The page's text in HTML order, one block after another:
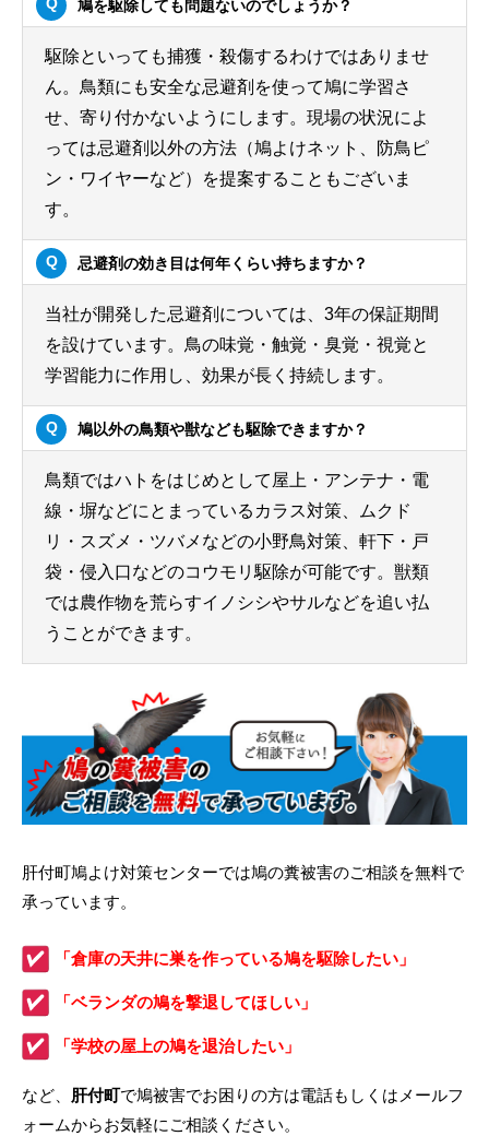
鳩を駆除しても問題ないのでしょうか？
駆除といっても捕獲・殺傷するわけではありませ
ん。鳥類にも安全な忌避剤を使って鳩に学習さ
せ、寄り付かないようにします。現場の状況によ
っては忌避剤以外の方法（鳩よけネット、防鳥ピ
ン・ワイヤーなど）を提案することもございま
す。
忌避剤の効き目は何年くらい持ちますか？
当社が開発した忌避剤については、3年の保証期間
を設けています。鳥の味覚・触覚・臭覚・視覚と
学習能力に作用し、効果が長く持続します。
鳩以外の鳥類や獣なども駆除できますか？
鳥類ではハトをはじめとして屋上・アンテナ・電
線・塀などにとまっているカラス対策、ムクド
リ・スズメ・ツバメなどの小野鳥対策、軒下・戸
袋・侵入口などのコウモリ駆除が可能です。獣類
では農作物を荒らすイノシシやサルなどを追い払
うことができます。
肝付町鳩よけ対策センターでは鳩の糞被害のご相談を無料で
承っています。
「倉庫の天井に巣を作っている鳩を駆除したい」
「ベランダの鳩を撃退してほしい」
「学校の屋上の鳩を退治したい」
など、 肝付町で鳩被害でお困りの方は電話もしくはメールフ
ォームからお気軽にご相談ください。